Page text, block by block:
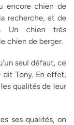
encore chien de
recherche, et de
Un chien très
chien de berger.
seul défaut, ce
dit Tony. En effet,
qualités de leur
ses qualités, on